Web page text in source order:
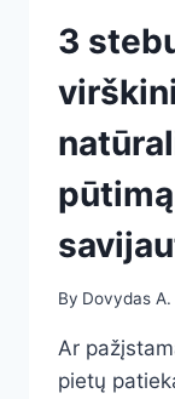
3
By Dovydas A.
Ar
pietų